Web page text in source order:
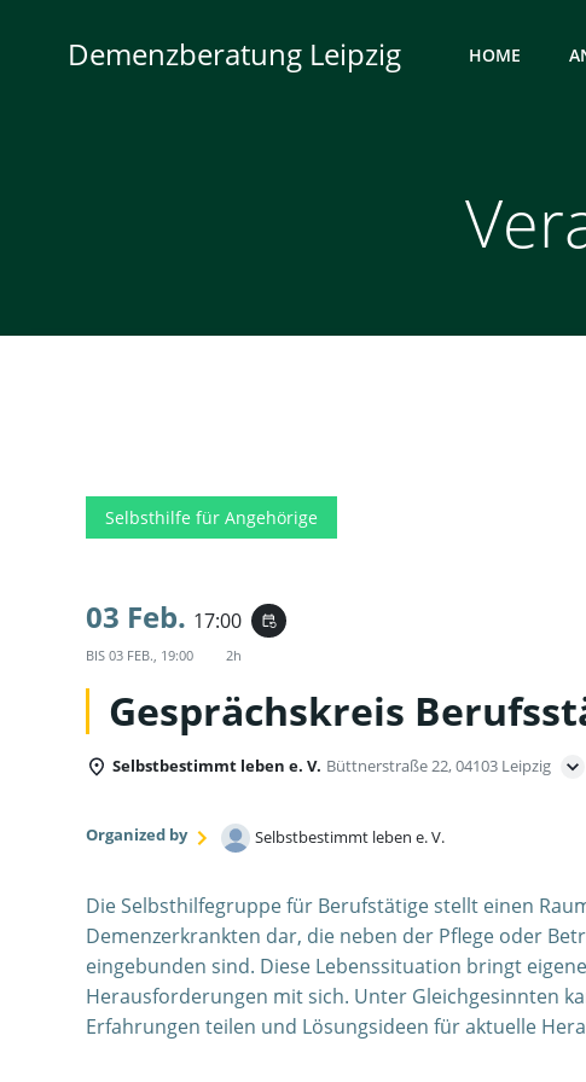
springenDemenzberatung Leipzig HOME
Selbsthilfe für Angehörige
03 Feb. 17:00 event_repeat
BIS 03 FEB., 19:00 2h
Gesprächskreis
Selbstbestimmt leben e. V. Büttnerstraße 22, 04103 Leipzig
Organized by Selbstbestimmt leben e. V.
Die Selbsthilfegruppe für Berufstätige stellt einen
Demenzerkrankten dar, die neben der Pflege oder
eingebunden sind. Diese Lebenssituation bringt
Herausforderungen mit sich. Unter Gleichgesinnten
Erfahrungen teilen und Lösungsideen für aktuelle